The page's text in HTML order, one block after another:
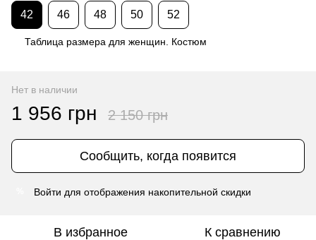
42 46 48 50 52
Таблица размера для женщин. Костюм
Нет в наличии
1 956 грн 2 150 грн
Сообщить, когда появится
Войти для отображения накопительной скидки
В избранное К сравнению